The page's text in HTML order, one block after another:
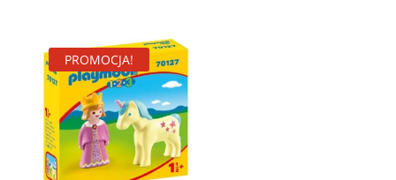
wynosiła:
69,90 zł.
wynosi:
52,42 zł.
PROMOCJA!